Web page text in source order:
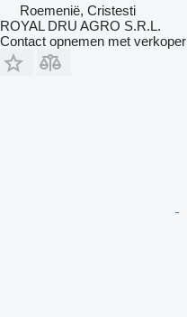
Roemenië, Cristesti
ROYAL DRU AGRO S.R.L.
Contact opnemen met verkoper